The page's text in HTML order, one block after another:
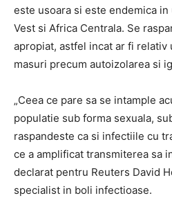
este usoara si este endemica
Vest si Africa Centrala. Se
apropiat, astfel incat ar fi relativ
masuri precum autoizolarea si
„Ceea ce pare sa se intample
populatie sub forma sexuala,
raspandeste ca si infectiile cu
ce a amplificat transmiterea sa
declarat pentru Reuters David
specialist in boli infectioase.